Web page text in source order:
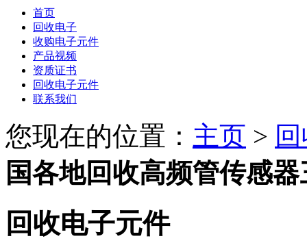
首页
回收电子
收购电子元件
产品视频
资质证书
回收电子元件
联系我们
您现在的位置： 主页 >
国各地回收高频管传感器
回收电子元件